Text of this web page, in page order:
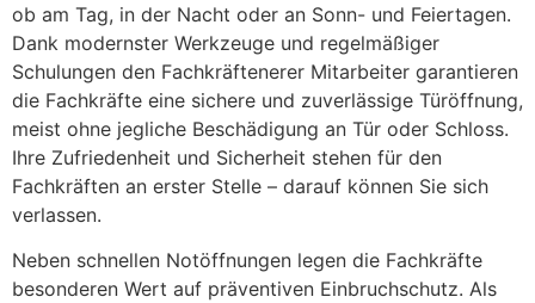
ob am Tag, in der Nacht oder an Sonn- und Feiertagen.
Dank modernster Werkzeuge und regelmäßiger
Schulungen den Fachkräftenerer Mitarbeiter garantieren
die Fachkräfte eine sichere und zuverlässige Türöffnung,
meist ohne jegliche Beschädigung an Tür oder Schloss.
Ihre Zufriedenheit und Sicherheit stehen für den
Fachkräften an erster Stelle – darauf können Sie sich
verlassen.
Neben schnellen Notöffnungen legen die Fachkräfte
besonderen Wert auf präventiven Einbruchschutz. Als